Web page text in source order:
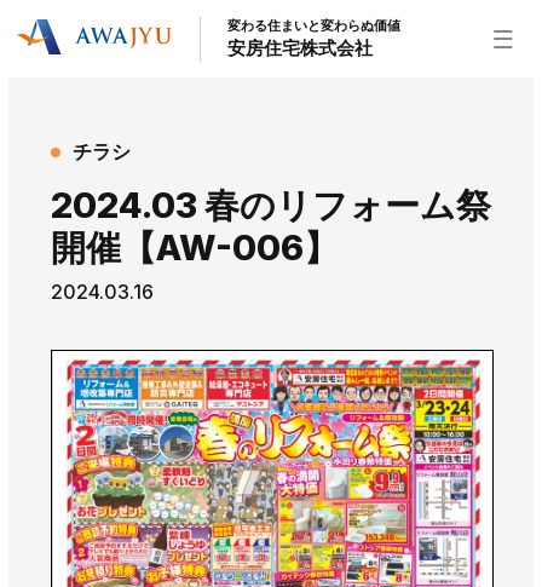
リフォーム事業 外装事業
新築住宅事業
不動産事業
インテリア事業
大型物件事業
安房住宅について
社長挨拶 企業情報 沿革
拠点紹介
スタッフ紹介
お知らせ
社長ブログ イベント お知らせ
チラシ
AWAJYUブログ
安房住まいる
変わる住まいと変わらぬ価値
安房住宅株式会社
チラシ
2024.03 春のリフォーム祭
開催【AW-006】
2024.03.16